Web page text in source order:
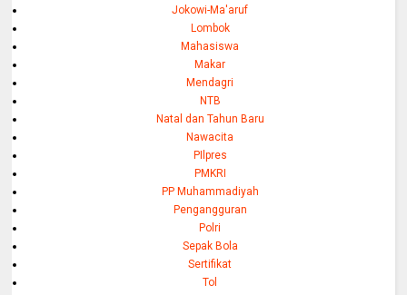
Jokowi-Ma'aruf
Lombok
Mahasiswa
Makar
Mendagri
NTB
Natal dan Tahun Baru
Nawacita
PIlpres
PMKRI
PP Muhammadiyah
Pengangguran
Polri
Sepak Bola
Sertifikat
Tol